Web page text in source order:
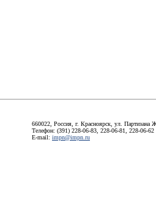
660022, Россия, г. Красноярск, ул. Партизана
Телефон: (391) 228-06-83, 228-06-81, 228-06-62
E-mail: impn@impn.ru